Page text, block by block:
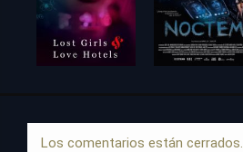
Los comentarios están cerrados.